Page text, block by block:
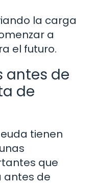
la carga
a
el futuro.
antes de
de
tienen
que
antes de